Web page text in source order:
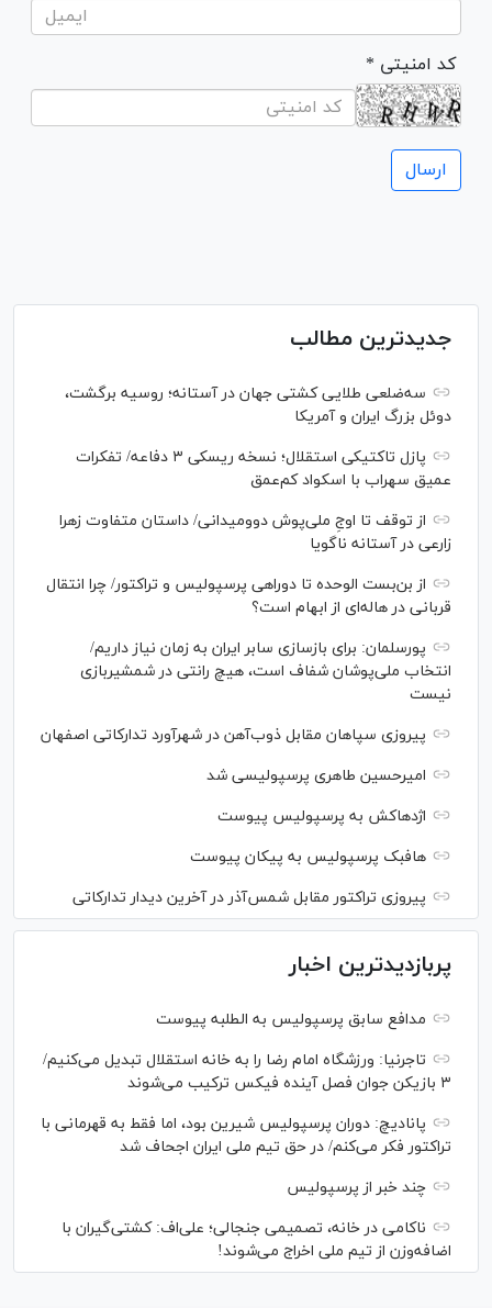
* کد امنیتی
جدیدترین مطالب
سه‌ضلعی طلایی کشتی جهان در آستانه؛ روسیه برگشت،
دوئل بزرگ ایران و آمریکا
پازل تاکتیکی استقلال؛ نسخه ریسکی ۳ دفاعه/ تفکرات
عمیق سهراب با اسکواد کم‌عمق
از توقف تا اوجِ ملی‌پوش دوومیدانی/ داستان متفاوت زهرا
زارعی در آستانه ناگویا
از بن‌بست الوحده تا دوراهی پرسپولیس و تراکتور/ چرا انتقال
قربانی در هاله‌ای از ابهام است؟
پورسلمان: برای بازسازی سابر ایران به زمان نیاز داریم/
انتخاب ملی‌پوشان شفاف است، هیچ رانتی در شمشیربازی
نیست
پیروزی سپاهان مقابل ذوب‌آهن در شهرآورد تدارکاتی اصفهان
امیرحسین طاهری پرسپولیسی شد
اژدهاکش به پرسپولیس پیوست
هافبک پرسپولیس به پیکان پیوست
پیروزی تراکتور مقابل شمس‌آذر در آخرین دیدار تدارکاتی
پربازدیدترین اخبار
مدافع سابق پرسپولیس به الطلبه پیوست
تاجرنیا: ورزشگاه امام رضا را به خانه استقلال تبدیل می‌کنیم/
۳ بازیکن جوان فصل آینده فیکس ترکیب می‌شوند
پانادیچ: دوران پرسپولیس شیرین بود، اما فقط به قهرمانی با
تراکتور فکر می‌کنم/ در حق تیم ملی ایران اجحاف شد
چند خبر از پرسپولیس
ناکامی در خانه، تصمیمی جنجالی؛ علی‌اف: کشتی‌گیران با
اضافه‌وزن از تیم ملی اخراج می‌شوند!